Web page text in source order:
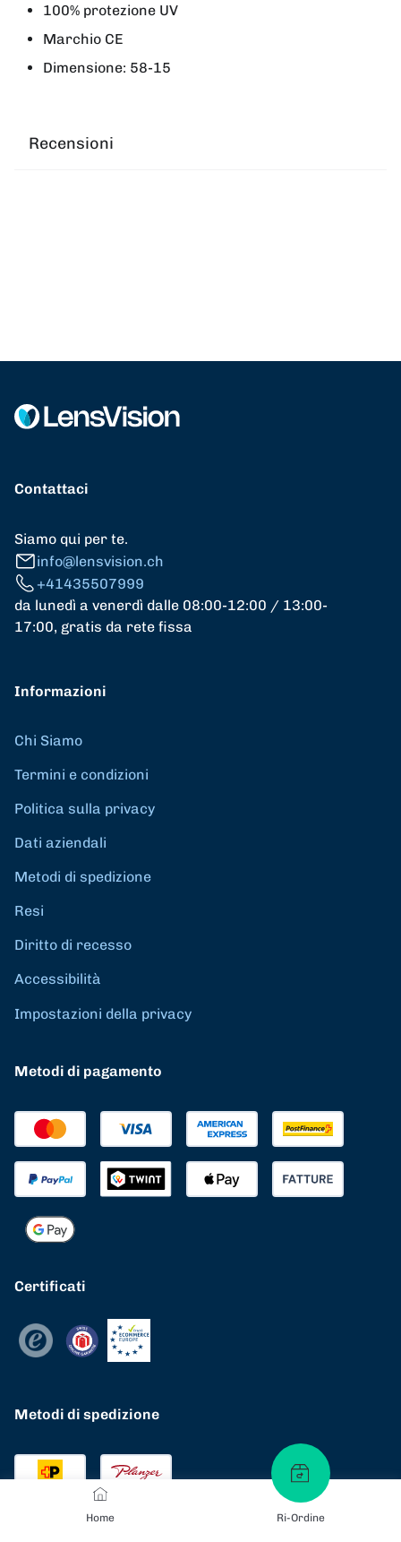
100% protezione UV
Marchio CE
Dimensione: 58-15
Recensioni
Home Ri-Ordine
Contattaci
Siamo qui per te.
info@lensvision.ch
+41435507999
da lunedì a venerdì dalle 08:00-12:00 / 13:00-
17:00, gratis da rete fissa
Informazioni
Chi Siamo
Termini e condizioni
Politica sulla privacy
Dati aziendali
Metodi di spedizione
Resi
Diritto di recesso
Accessibilità
Impostazioni della privacy
Metodi di pagamento
Certificati
Metodi di spedizione